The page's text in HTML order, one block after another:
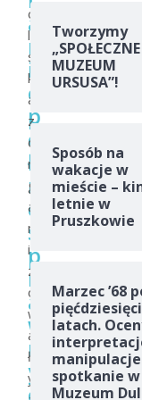
a
n
i
e
p
e
ł
n
o
s
p
r
a
w
n
y
c
o
l
s
k
a
z
o
r
g
a
n
i
z
o
w
a
ł
y
Tworzymy
„SPOŁECZNE
MUZEUM
URSUSA”!
Sposób na
wakacje w
mieście –
letnie w
Pruszkowie
Marzec ’68
latach.
spotkanie w
Muzeum